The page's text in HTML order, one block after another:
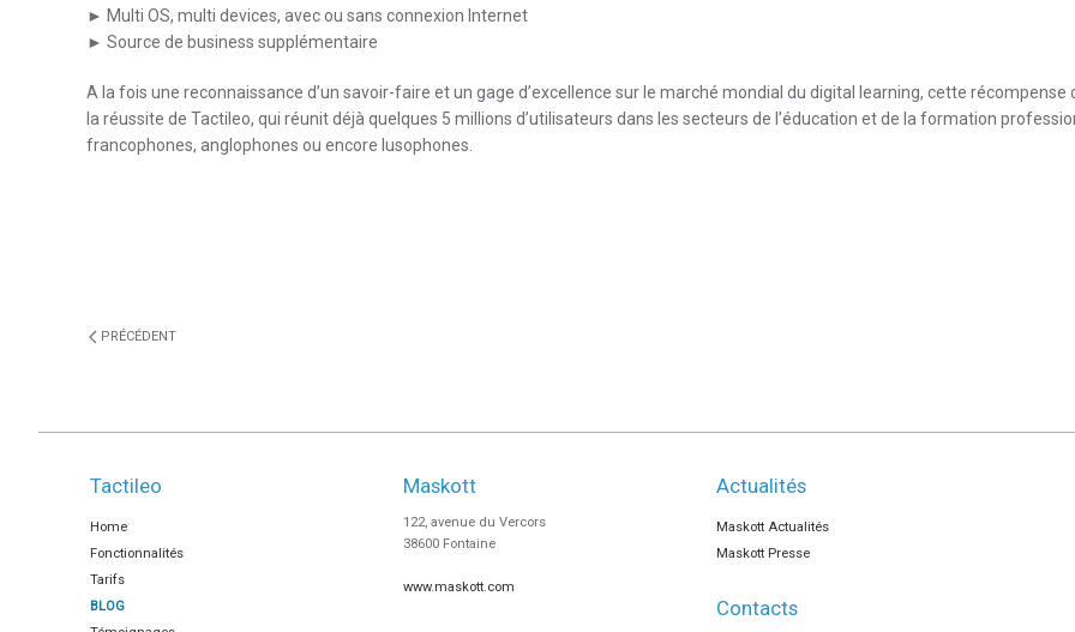
► Multi OS, multi devices, avec ou sans connexion Internet
► Source de business supplémentaire
A la fois une reconnaissance d’un savoir-faire et un gage d’excellence sur le marché mondial du digital learning, cette récompense
la réussite de Tactileo, qui réunit déjà quelques 5 millions d’utilisateurs dans les secteurs de l’éducation et de la formation
francophones, anglophones ou encore lusophones.
PRÉCÉDENT
Tactileo
Home
Fonctionnalités
Tarifs
BLOG
Maskott
122, avenue du Vercors
38600 Fontaine
www.maskott.com
Actualités
Maskott Actualités
Maskott Presse
Contacts